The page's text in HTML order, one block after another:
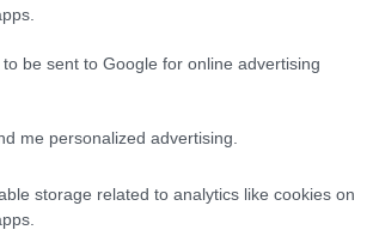
be sent to Google for online advertising
me personalized advertising.
storage related to analytics like cookies on